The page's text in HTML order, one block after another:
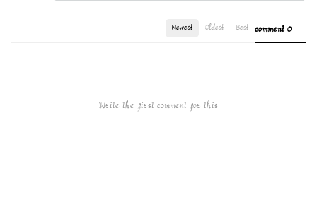
0 comment
Best
Oldest
Newest
Write the first comment for this!